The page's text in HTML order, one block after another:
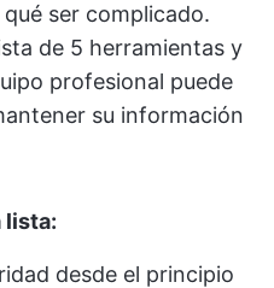
ser complicado.
de 5 herramientas y
profesional puede
su información
lista:
desde el principio